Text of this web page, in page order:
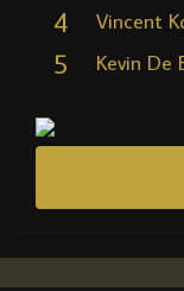
4 Vincent
5 Kevin De